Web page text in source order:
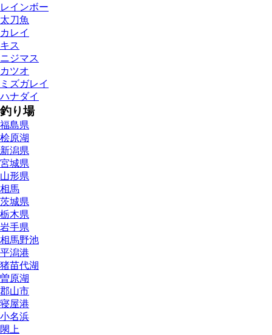
レインボー
太刀魚
カレイ
キス
ニジマス
カツオ
ミズガレイ
ハナダイ
釣り場
福島県
桧原湖
新潟県
宮城県
山形県
相馬
茨城県
栃木県
岩手県
相馬野池
平潟港
猪苗代湖
曽原湖
郡山市
寝屋港
小名浜
閖上